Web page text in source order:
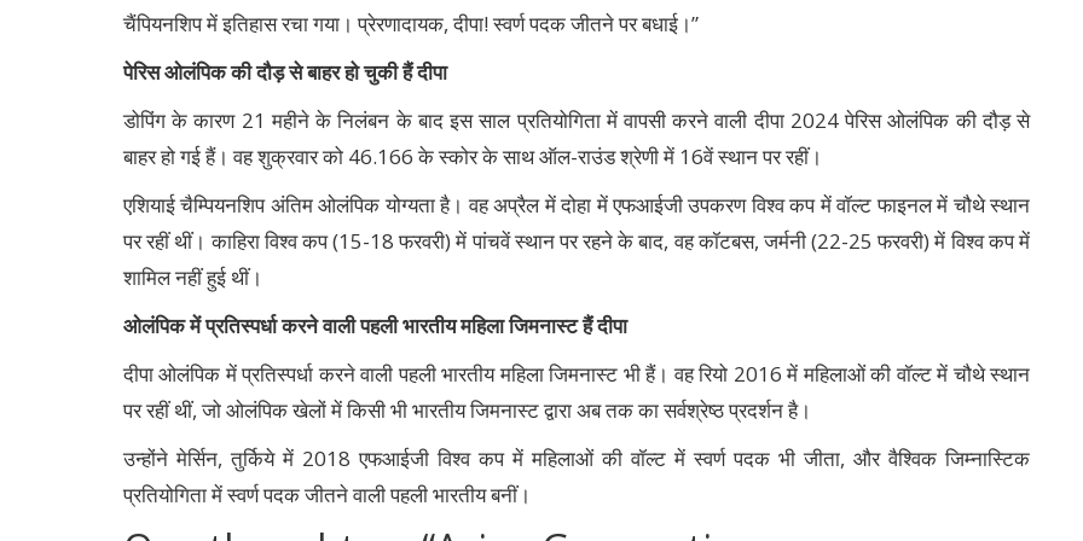
चैंपियनशिप में इतिहास रचा गया। प्रेरणादायक, दीपा! स्वर्ण पदक जीतने पर बधाई।”
पेरिस ओलंपिक की दौड़ से बाहर हो चुकी हैं दीपा
डोपिंग के कारण 21 महीने के निलंबन के बाद इस साल प्रतियोगिता में वापसी करने वाली दीपा 2024 पेरिस ओलंपिक की दौड़ से
बाहर हो गई हैं। वह शुक्रवार को 46.166 के स्कोर के साथ ऑल-राउंड श्रेणी में 16वें स्थान पर रहीं।
एशियाई चैम्पियनशिप अंतिम ओलंपिक योग्यता है। वह अप्रैल में दोहा में एफआईजी उपकरण विश्व कप में वॉल्ट फाइनल में चौथे स्थान
पर रहीं थीं। काहिरा विश्व कप (15-18 फरवरी) में पांचवें स्थान पर रहने के बाद, वह कॉटबस, जर्मनी (22-25 फरवरी) में विश्व कप में
शामिल नहीं हुई थीं।
ओलंपिक में प्रतिस्पर्धा करने वाली पहली भारतीय महिला जिमनास्ट हैं दीपा
दीपा ओलंपिक में प्रतिस्पर्धा करने वाली पहली भारतीय महिला जिमनास्ट भी हैं। वह रियो 2016 में महिलाओं की वॉल्ट में चौथे स्थान
पर रहीं थीं, जो ओलंपिक खेलों में किसी भी भारतीय जिमनास्ट द्वारा अब तक का सर्वश्रेष्ठ प्रदर्शन है।
उन्होंने मेर्सिन, तुर्किये में 2018 एफआईजी विश्व कप में महिलाओं की वॉल्ट में स्वर्ण पदक भी जीता, और वैश्विक जिम्नास्टिक
प्रतियोगिता में स्वर्ण पदक जीतने वाली पहली भारतीय बनीं।